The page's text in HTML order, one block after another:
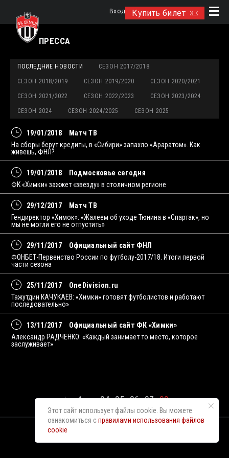
Купить билет
Вход
ПРЕССА
ПОСЛЕДНИЕ НОВОСТИ СЕЗОН 2017/2018
СЕЗОН 2018/2019 СЕЗОН 2019/2020 СЕЗОН 2020/2021
СЕЗОН 2021/2022 СЕЗОН 2022/2023 СЕЗОН 2023/2024
СЕЗОН 2024 СЕЗОН 2024/2025 СЕЗОН 2025
19/01/2018
Матч ТВ
На сборы берут кредиты, в «Сибири» запахло «Араратом». Как
живешь, ФНЛ?
19/01/2018
Подмосковье сегодня
ФК «Химки» зажжет «звезду» в столичном регионе
29/12/2017
Матч ТВ
Гендиректор «Химок»: «Жалеем об уходе Тюнина в «Спартак», но
мы не могли его не отпустить»
29/11/2017
Официальный сайт ФНЛ
ФОНБЕТ-Первенство России по футболу-2017/18. Итоги первой
части сезона
25/11/2017
OneDivision.ru
Тажутдин КАЧУКАЕВ: «Химки» готовят футболистов и работают
последовательно»
13/11/2017
Официальный сайт ФК «Химки»
Александр РАДЧЕНКО: «Каждый занимает то место, которое
заслуживает»
1 ... 34 35 36 37 38
Этот сайт использует файлы cookie. Вы можете
ознакомиться справилами использования файлов
cookie